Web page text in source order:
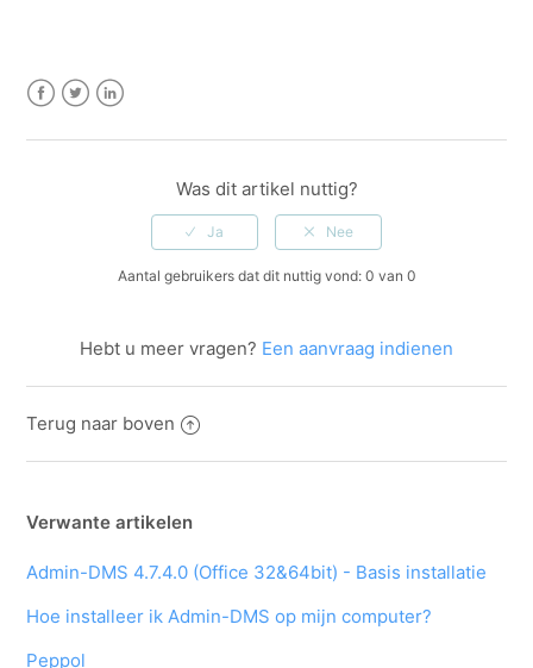
Was dit artikel nuttig?
Aantal gebruikers dat dit nuttig vond: 0 van 0
Hebt u meer vragen? Een aanvraag indienen
Terug naar boven
Verwante artikelen
Admin-DMS 4.7.4.0 (Office 32&64bit) - Basis installatie
Hoe installeer ik Admin-DMS op mijn computer?
Peppol